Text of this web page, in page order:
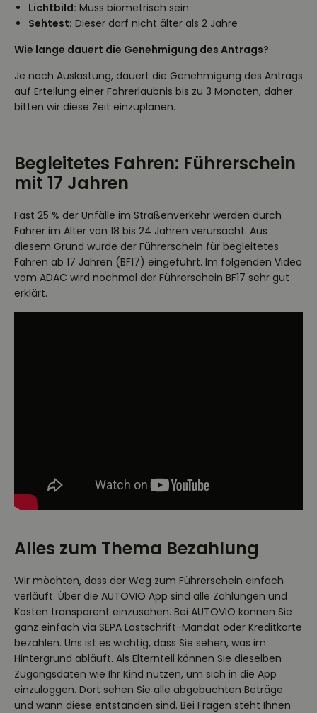
Lichtbild: Muss biometrisch sein
Sehtest: Dieser darf nicht älter als 2 Jahre
Wie lange dauert die Genehmigung des Antrags?
Je nach Auslastung, dauert die Genehmigung des Antrags
auf Erteilung einer Fahrerlaubnis bis zu 3 Monaten, daher
bitten wir diese Zeit einzuplanen.
Begleitetes Fahren: Führerschein
mit 17 Jahren
Fast 25 % der Unfälle im Straßenverkehr werden durch
Fahrer im Alter von 18 bis 24 Jahren verursacht. Aus
diesem Grund wurde der Führerschein für begleitetes
Fahren ab 17 Jahren (BF17) eingeführt. Im folgenden Video
vom ADAC wird nochmal der Führerschein BF17 sehr gut
erklärt.
Alles zum Thema Bezahlung
Wir möchten, dass der Weg zum Führerschein einfach
verläuft. Über die AUTOVIO App sind alle Zahlungen und
Kosten transparent einzusehen. Bei AUTOVIO können Sie
ganz einfach via SEPA Lastschrift-Mandat oder Kreditkarte
bezahlen. Uns ist es wichtig, dass Sie sehen, was im
Hintergrund abläuft. Als Elternteil können Sie dieselben
Zugangsdaten wie Ihr Kind nutzen, um sich in die App
einzuloggen. Dort sehen Sie alle abgebuchten Beträge
und wann diese entstanden sind. Bei Fragen steht Ihnen